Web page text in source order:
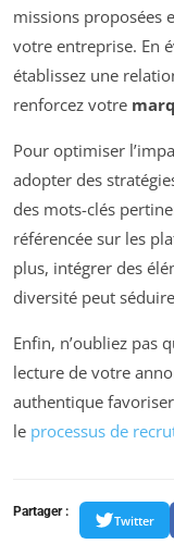
missions proposées
votre entreprise. En
établissez une
renforcez votre
Pour optimiser
adopter des
des mots-clés
référencée sur les
plus, intégrer des
diversité peut
Enfin, n’oubliez pas
lecture de votre
authentique
le processus de
Partager :
Twitter